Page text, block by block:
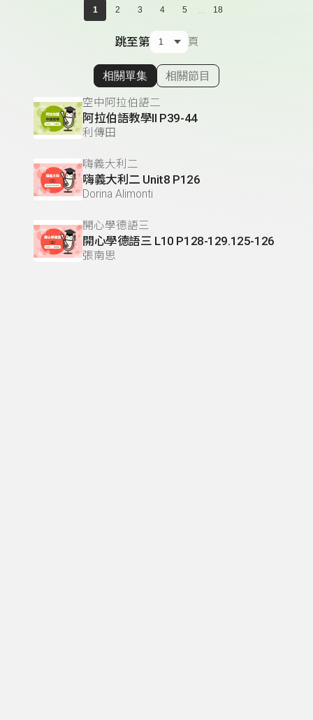
1 2 3 4 5 ... 18
跳至第 頁
顯示相關單集
相關單集 相關節目
空中阿拉伯語二
阿拉伯語教學II P39-44
利傳田
嗨義大利二
嗨義大利二 Unit8 P126
Dorina Alimonti
開心學德語三
開心學德語三 L10 P128-129.125-126
張南思